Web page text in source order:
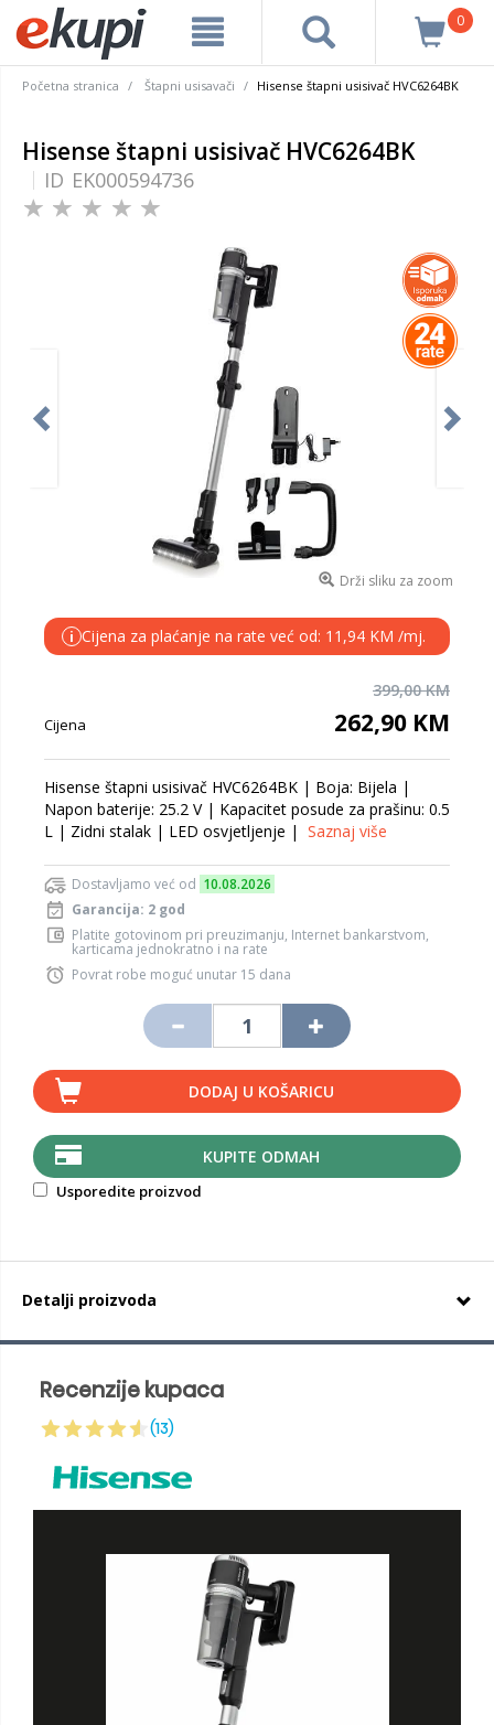
0
Početna stranica Štapni usisavači Hisense štapni usisivač HVC6264BK
Hisense štapni usisivač HVC6264BK
ID EK000594736
Drži sliku za zoom
i Cijena za plaćanje na rate već od: 11,94 KM /mj.
399,00 KM
Cijena 262,90 KM
Hisense štapni usisivač HVC6264BK | Boja: Bijela |
Napon baterije: 25.2 V | Kapacitet posude za prašinu: 0.5
L | Zidni stalak | LED osvjetljenje | Saznaj više
Dostavljamo već od 10.08.2026
Garancija: 2 god
Platite gotovinom pri preuzimanju, Internet bankarstvom,
karticama jednokratno i na rate
Povrat robe moguć unutar 15 dana
DODAJ U KOŠARICU
KUPITE ODMAH
Usporedite proizvod
Detalji proizvoda
Recenzije kupaca
(13)